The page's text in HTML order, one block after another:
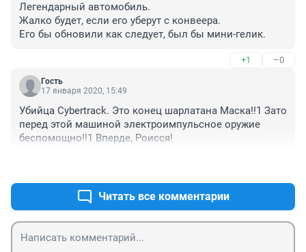
Легендарный автомобиль.
Жалко будет, если его уберут с конвеера.
Его бы обновили как следует, был бы мини-гелик.
+1 –0
Гость
17 января 2020, 15:49
Убийца Cybertrack. Это конец шарлатана Маска!!1 Зато
перед этой машиной электроимпульсное оружие
беспомощно!!1 Вперде, Роисся!
Читать все комментарии